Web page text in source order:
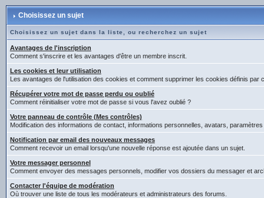
Choisissez un sujet
Choisissez un sujet dans la liste, ou recherchez un sujet
Avantages de l'inscription
Comment s'inscrire et les avantages d'être un membre inscrit.
Les cookies et leur utilisation
Les avantages de l'utilisation des cookies et comment supprimer les cookies définis par
Récupérer votre mot de passe perdu ou oublié
Comment réinitialiser votre mot de passe si vous l'avez oublié ?
Votre panneau de contrôle (Mes contrôles)
Modification des informations de contact, informations personnelles, avatars,
Notification par email des nouveaux messages
Comment recevoir un email lorsqu'une nouvelle réponse est ajoutée dans un sujet.
Votre messager personnel
Comment envoyer des messages personnels, modifier vos dossiers du messager et
Contacter l'équipe de modération
Où trouver une liste de tous les modérateurs et administrateurs des forums.